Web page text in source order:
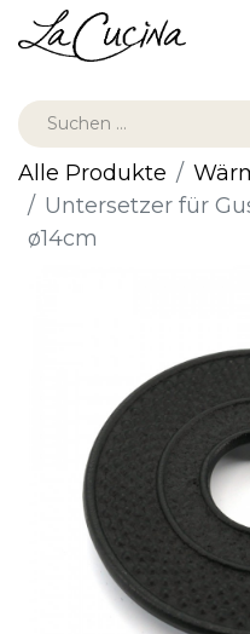
Alle Produkte
Untersetzer für
ø14cm